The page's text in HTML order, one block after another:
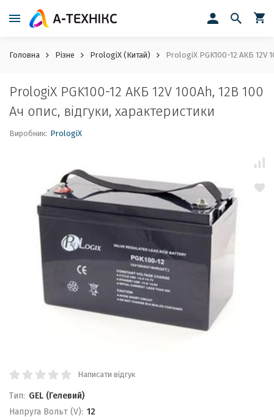
Головна Різне PrologiX (Китай) PrologiX PGK100-12 АКБ 12V
PrologiX PGK100-12 АКБ 12V 100Ah, 12В 100
Ач опис, відгуки, характеристики
Виробник: PrologiX
Написати відгук
Тип: GEL (Гелевий)
Напруга Вольт (V): 12